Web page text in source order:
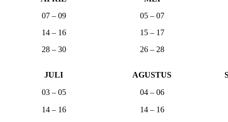
07 – 09
05 – 07
14 – 16
15 – 17
28 – 30
26 – 28
JULI AGUSTUS
03 – 05
04 – 06
14 – 16
14 – 16